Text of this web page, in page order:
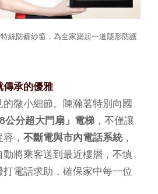
絲防霾紗窗，為全家築起一道隱形防護
傳承的優雅
微小細節。陳瀚茗特別向國
公分超大門扇」電梯 ，不僅讓
， 不斷電與市內電話系統，
將乘客送到最近樓層，不慎
電話求助，確保家中每一位